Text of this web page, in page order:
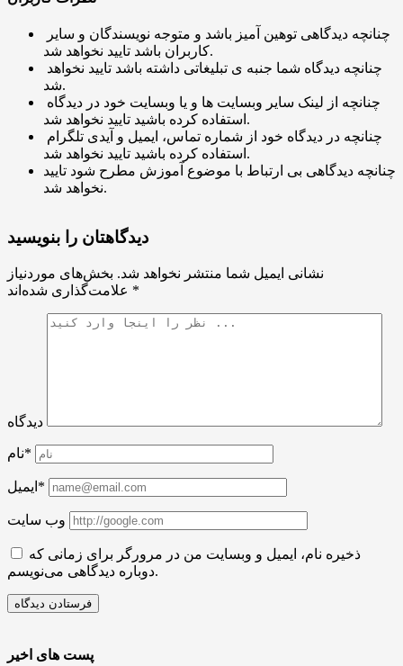
کاربران باشد تایید نخواهد شد.
شد.
استفاده کرده باشید تایید نخواهد شد.
استفاده کرده باشید تایید نخواهد شد.
چنانچه دیدگاهی بی ارتباط با موضوع آموزش مطرح شود تایید
نخواهد شد.
دیدگاهتان را بنویسید
نشانی ایمیل شما منتشر نخواهد شد. بخش‌های موردنیاز
*
دیدگاه
نام*
ایمیل*
وب سایت
ذخیره نام، ایمیل و وبسایت من در مرورگر برای زمانی که
دوباره دیدگاهی می‌نویسم.
پست های اخیر